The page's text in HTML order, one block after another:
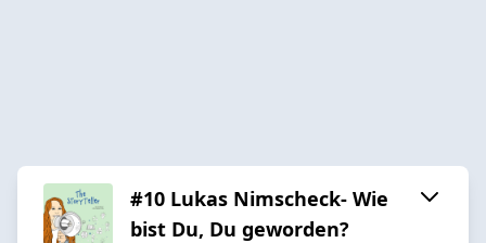
#10 Lukas Nimscheck- Wie
bist Du, Du geworden?